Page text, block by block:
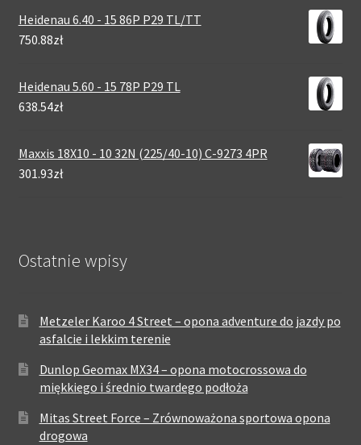
Heidenau 6.40 - 15 86P P29 TL/TT
750.88zł
Heidenau 5.60 - 15 78P P29 TL
638.54zł
Maxxis 18X10 - 10 32N (225/40-10) C-9273 4PR
301.93zł
Ostatnie wpisy
Metzeler Karoo 4 Street – opona adventure do jazdy po
asfalcie i lekkim terenie
Dunlop Geomax MX34 – opona motocrossowa do
miękkiego i średnio twardego podłoża
Mitas Street Force – Zrównoważona sportowa opona
drogowa